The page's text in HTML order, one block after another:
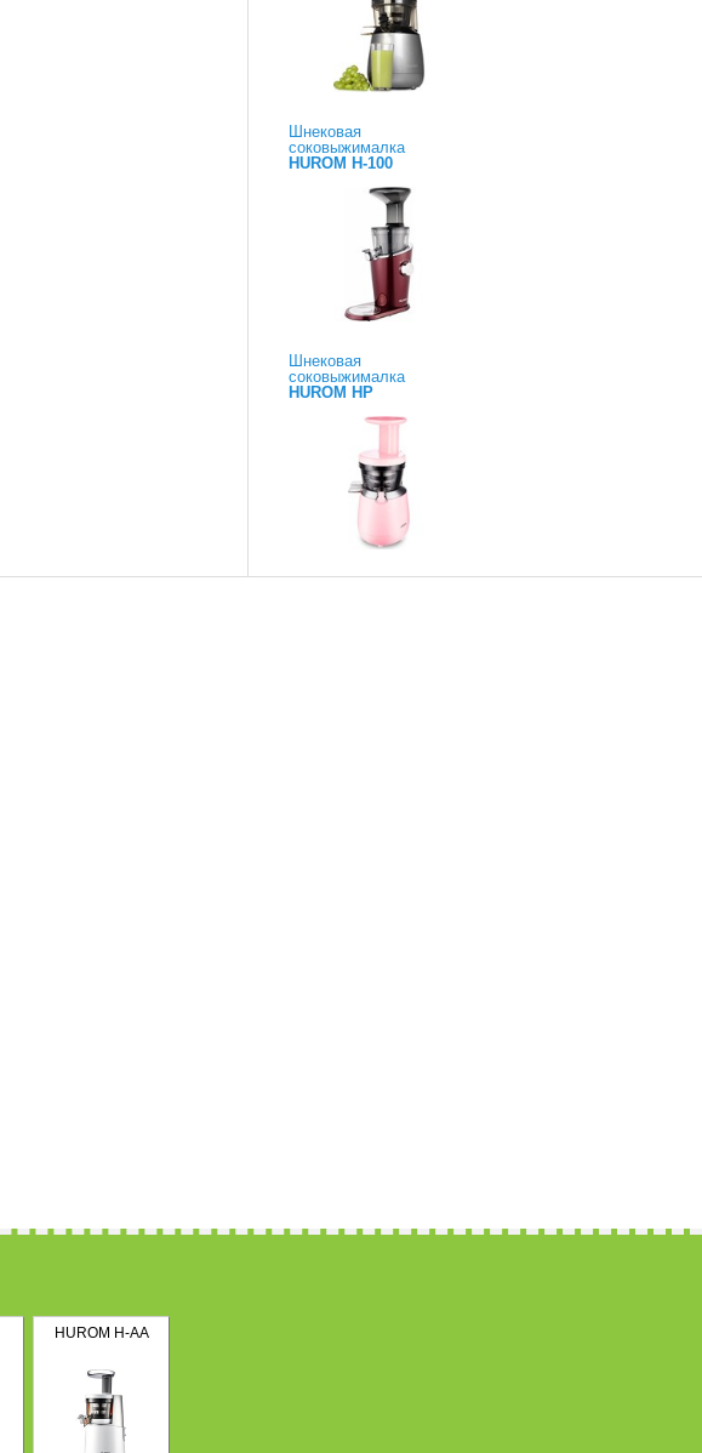
Шнековая
соковыжималка
HUROM H-100
Шнековая
соковыжималка
HUROM HP
HUROM H-AA